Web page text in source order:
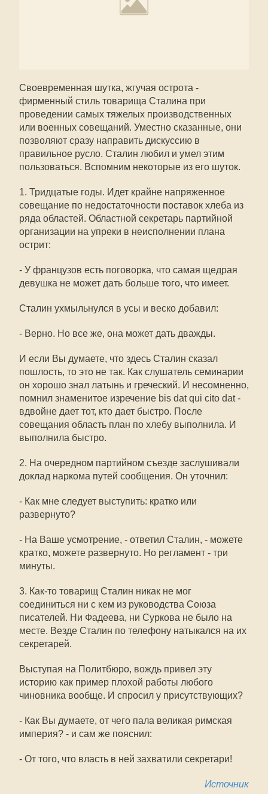
Своевременная шутка, жгучая острота -
фирменный стиль товарища Сталина при
проведении самых тяжелых производственных
или военных совещаний. Уместно сказанные, они
позволяют сразу направить дискуссию в
правильное русло. Сталин любил и умел этим
пользоваться. Вспомним некоторые из его шуток.
1. Тридцатые годы. Идет крайне напряженное
совещание по недостаточности поставок хлеба из
ряда областей. Областной секретарь партийной
организации на упреки в неисполнении плана
острит:
- У французов есть поговорка, что самая щедрая
девушка не может дать больше того, что имеет.
Сталин ухмыльнулся в усы и веско добавил:
- Верно. Но все же, она может дать дважды.
И если Вы думаете, что здесь Сталин сказал
пошлость, то это не так. Как слушатель семинарии
он хорошо знал латынь и греческий. И несомненно,
помнил знаменитое изречение bis dat qui cito dat -
вдвойне дает тот, кто дает быстро. После
совещания область план по хлебу выполнила. И
выполнила быстро.
2. На очередном партийном съезде заслушивали
доклад наркома путей сообщения. Он уточнил:
- Как мне следует выступить: кратко или
развернуто?
- На Ваше усмотрение, - ответил Сталин, - можете
кратко, можете развернуто. Но регламент - три
минуты.
3. Как-то товарищ Сталин никак не мог
соединиться ни с кем из руководства Союза
писателей. Ни Фадеева, ни Суркова не было на
месте. Везде Сталин по телефону натыкался на их
секретарей.
Выступая на Политбюро, вождь привел эту
историю как пример плохой работы любого
чиновника вообще. И спросил у присутствующих?
- Как Вы думаете, от чего пала великая римская
империя? - и сам же пояснил:
- От того, что власть в ней захватили секретари!
Источник